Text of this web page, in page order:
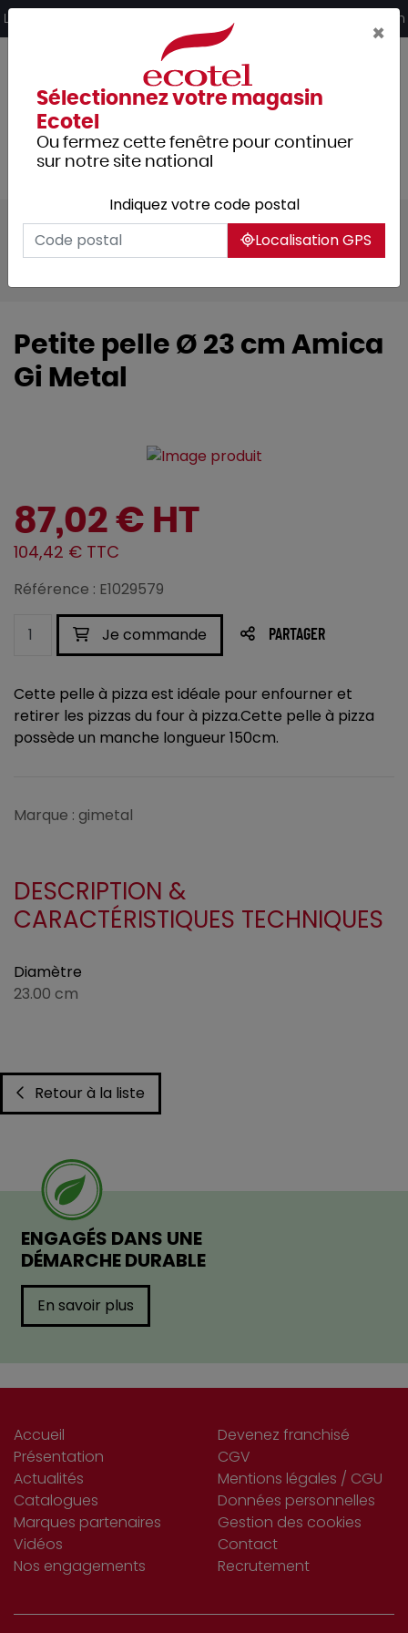
Livraison offerte dès 249€ HT d’achat et retrait 2h en magasin
Tous les produits
Arts de la table
Vaisselle
Vaisselle de spécialités
Petite pelle Ø 23 cm Amica
Gi Metal
87,02 € HT
104,42 € TTC
Référence : E1029579
Je commande PARTAGER
Cette pelle à pizza est idéale pour enfourner et
retirer les pizzas du four à pizza.Cette pelle à pizza
possède un manche longueur 150cm.
Marque : gimetal
DESCRIPTION &
CARACTÉRISTIQUES TECHNIQUES
Diamètre
23.00 cm
Retour à la liste
ENGAGÉS DANS UNE
DÉMARCHE DURABLE
En savoir plus
Accueil
Présentation
Actualités
Catalogues
Marques partenaires
Vidéos
Nos engagements
Devenez franchisé
CGV
Mentions légales / CGU
Données personnelles
Gestion des cookies
Contact
Recrutement
×
Sélectionnez votre magasin
Ecotel
Ou fermez cette fenêtre pour continuer
sur notre site national
Indiquez votre code postal
Localisation GPS
Panneau de gestion des cookies